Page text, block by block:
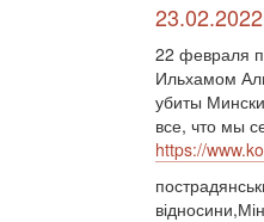
22 февраля
Ильхамом
убиты
все, что мы
https://